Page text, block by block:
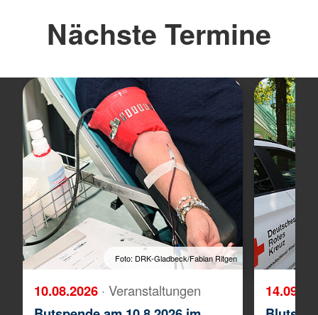
Nächste Termine
Foto: DRK-Gladbeck/Fabian Ritgen
10.08.2026 · Veranstaltungen